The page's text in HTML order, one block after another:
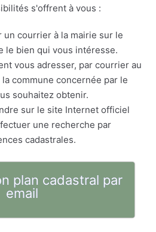
s'offrent à vous :
un courrier à la mairie sur le
le bien qui vous intéresse.
vous adresser, par courrier au
commune concernée par le
souhaitez obtenir.
sur le site Internet officiel
une recherche par
cadastrales.
plan cadastral par
email